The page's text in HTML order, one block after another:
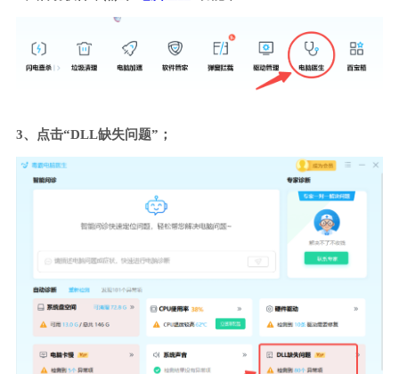
3、点击“DLL缺失问题”；